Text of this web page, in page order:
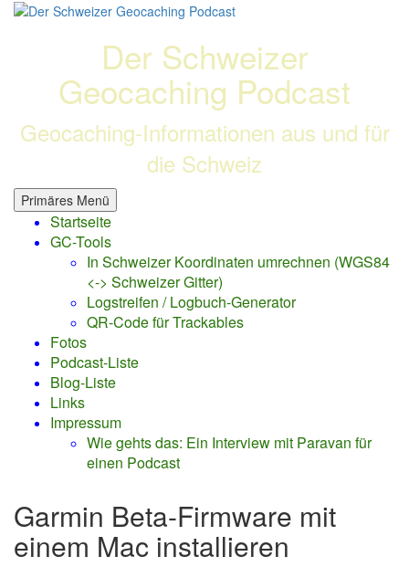
Zum
Der Schweizer
Geocaching Podcast
Geocaching-Informationen aus und für
die Schweiz
Primäres Menü
Startseite
GC-Tools
In Schweizer Koordinaten umrechnen (WGS84
<-> Schweizer Gitter)
Logstreifen / Logbuch-Generator
QR-Code für Trackables
Fotos
Podcast-Liste
Blog-Liste
Links
Impressum
Wie gehts das: Ein Interview mit Paravan für
einen Podcast
Garmin Beta-Firmware mit
einem Mac installieren